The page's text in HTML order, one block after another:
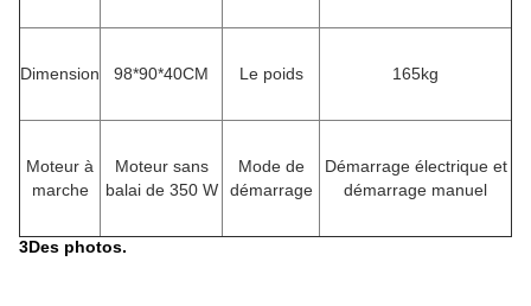
Dimension 98*90*40CM Le poids 165kg
Moteur à
marche
Moteur sans
balai de 350 W
Mode de
démarrage
Démarrage électrique et
démarrage manuel
3Des photos.